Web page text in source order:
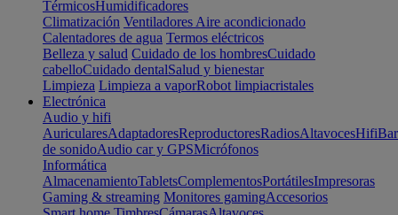
TérmicosHumidificadores
Climatización Ventiladores Aire acondicionado
Calentadores de agua Termos eléctricos
Belleza y salud Cuidado de los hombresCuidado
cabelloCuidado dentalSalud y bienestar
Limpieza Limpieza a vaporRobot limpiacristales
Electrónica
Audio y hifi
AuricularesAdaptadoresReproductoresRadiosAltavocesHifi
de sonidoAudio car y GPSMicrófonos
Informática
AlmacenamientoTabletsComplementosPortátilesImpresoras
Gaming & streaming Monitores gamingAccesorios